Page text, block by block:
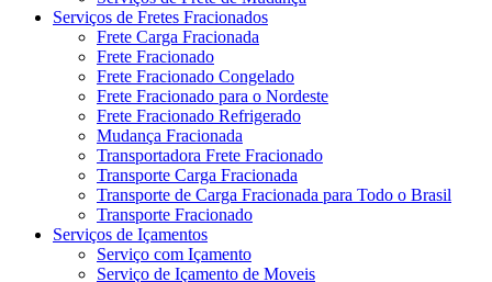
Serviços de Fretes Fracionados
Frete Carga Fracionada
Frete Fracionado
Frete Fracionado Congelado
Frete Fracionado para o Nordeste
Frete Fracionado Refrigerado
Mudança Fracionada
Transportadora Frete Fracionado
Transporte Carga Fracionada
Transporte de Carga Fracionada para Todo o Brasil
Transporte Fracionado
Serviços de Içamentos
Serviço com Içamento
Serviço de Içamento de Moveis